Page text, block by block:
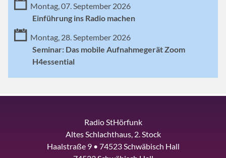
Montag, 07. September 2026
Einführung ins Radio machen
Montag, 28. September 2026
Seminar: Das mobile Aufnahmegerät Zoom
H4essential
Radio StHörfunk
Altes Schlachthaus, 2. Stock
Haalstraße 9 • 74523 Schwäbisch Hall